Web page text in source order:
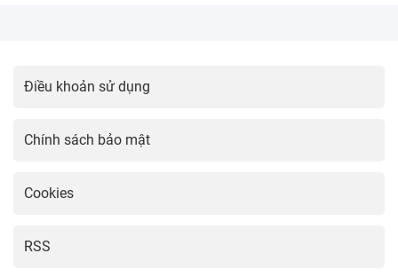
Điều khoản sử dụng
Chính sách bảo mật
Cookies
RSS